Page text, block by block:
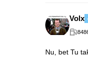
Volx
Nu, bet Tu